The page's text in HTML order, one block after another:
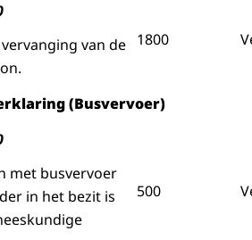
van de 1800
(Busvervoer)
met busvervoer
in het bezit is
500